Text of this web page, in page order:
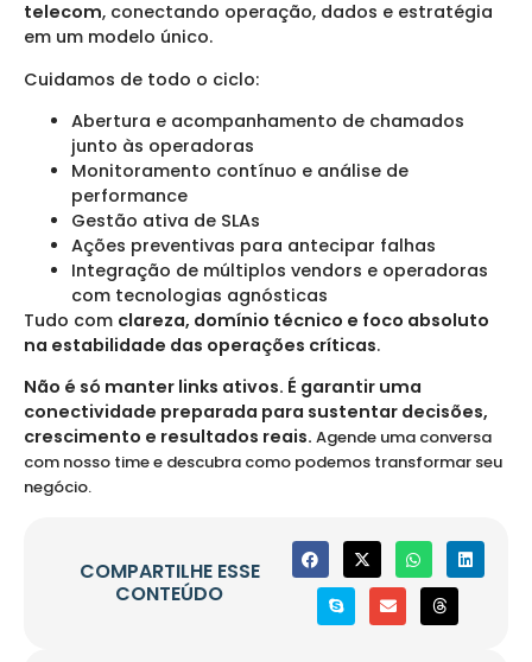
telecom, conectando operação, dados e estratégia
em um modelo único.
Cuidamos de todo o ciclo:
Abertura e acompanhamento de chamados
junto às operadoras
Monitoramento contínuo e análise de
performance
Gestão ativa de SLAs
Ações preventivas para antecipar falhas
Integração de múltiplos vendors e operadoras
com tecnologias agnósticas
Tudo com clareza, domínio técnico e foco absoluto
na estabilidade das operações críticas.
Não é só manter links ativos. É garantir uma
conectividade preparada para sustentar decisões,
crescimento e resultados reais. Agende uma conversa
com nosso time e descubra como podemos transformar seu
negócio.
COMPARTILHE ESSE
CONTEÚDO